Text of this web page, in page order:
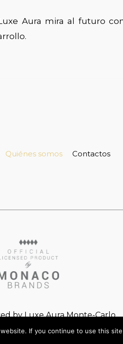
Aura mira al futuro
Quiénes somos Contactos
by Luxe Aura Monte-Carlo
Roman - 98000 Monaco
If you continue to use this